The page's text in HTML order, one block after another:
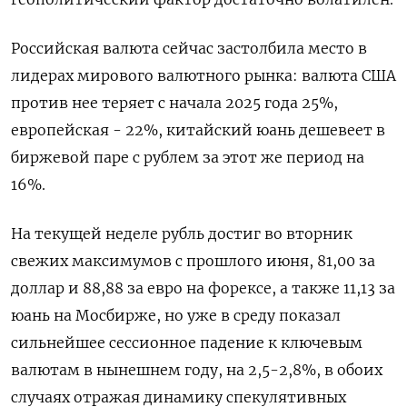
Российская валюта сейчас застолбила место в
лидерах мирового валютного рынка: валюта США
против нее теряет с начала 2025 года 25%,
европейская - 22%, китайский юань дешевеет в
биржевой паре с рублем за этот же период на
16%.
На текущей неделе рубль достиг во вторник
свежих максимумов с прошлого июня, 81,00 за
доллар и 88,88 за евро на форексе, а также 11,13 за
юань на Мосбирже, но уже в среду показал
сильнейшее сессионное падение к ключевым
валютам в нынешнем году, на 2,5-2,8%, в обоих
случаях отражая динамику спекулятивных